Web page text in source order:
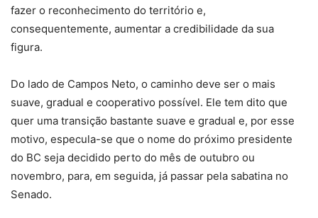
fazer o reconhecimento do território e,
consequentemente, aumentar a credibilidade da sua
figura.
Do lado de Campos Neto, o caminho deve ser o mais
suave, gradual e cooperativo possível. Ele tem dito que
quer uma transição bastante suave e gradual e, por esse
motivo, especula-se que o nome do próximo presidente
do BC seja decidido perto do mês de outubro ou
novembro, para, em seguida, já passar pela sabatina no
Senado.